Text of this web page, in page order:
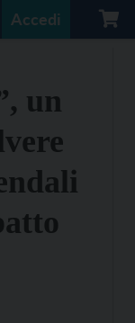
Accedi
un